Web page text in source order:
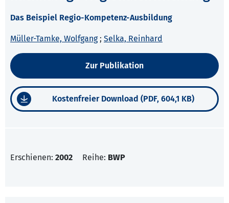
Das Beispiel Regio-Kompetenz-Ausbildung
Müller-Tamke, Wolfgang; Selka, Reinhard
Zur Publikation
Kostenfreier Download (PDF, 604,1 KB)
Erschienen: 2002 Reihe: BWP